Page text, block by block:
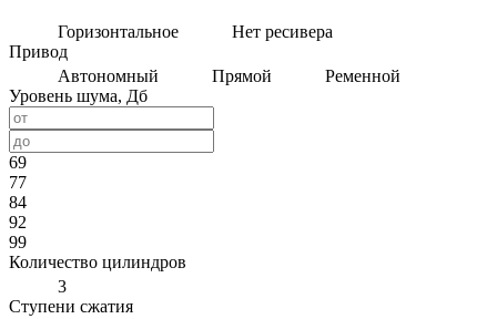
Горизонтальное
Нет ресивера
Привод
Автономный
Прямой
Ременной
Уровень шума, Дб
69
77
84
92
99
Количество цилиндров
3
Ступени сжатия